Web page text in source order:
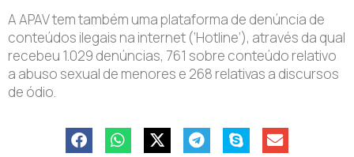
A APAV tem também uma plataforma de denúncia de
conteúdos ilegais na internet (‘Hotline’), através da qual
recebeu 1.029 denúncias, 761 sobre conteúdo relativo
a abuso sexual de menores e 268 relativas a discursos
de ódio.